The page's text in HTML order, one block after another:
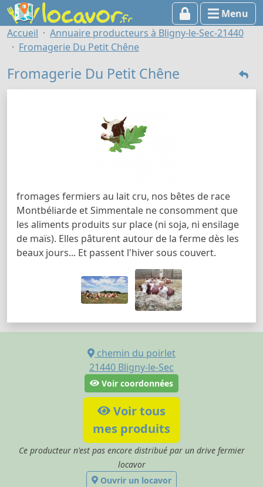
Menu
Accueil
Annuaire producteurs à Bligny-le-Sec-21440
Fromagerie Du Petit Chêne
Fromagerie Du Petit Chêne
fromages fermiers au lait cru, nos bêtes de race
Montbéliarde et Simmentale ne consomment que
les aliments produits sur place (ni soja, ni ensilage
de maïs). Elles pâturent autour de la ferme dès les
beaux jours... Et passent l'hiver sous couvert.
chemin du poirlet
21440 Bligny-le-Sec
Voir coordonnées
Voir tous
mes produits
Ce producteur n'est pas encore distribué par un drive fermier
locavor
Ouvrir un locavor